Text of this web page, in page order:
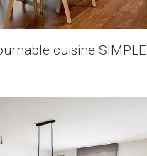
cuisine SIMPLE